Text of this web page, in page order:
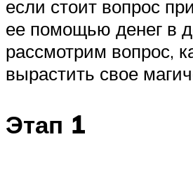
если стоит вопрос
ее помощью денег в
рассмотрим вопрос,
вырастить свое
Этап 1